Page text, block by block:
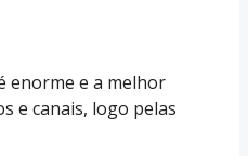
enorme e a melhor
e canais, logo pelas